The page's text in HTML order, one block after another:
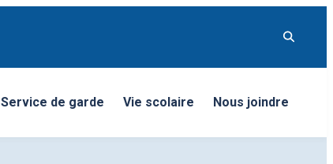
Service de garde Vie scolaire Nous joindre